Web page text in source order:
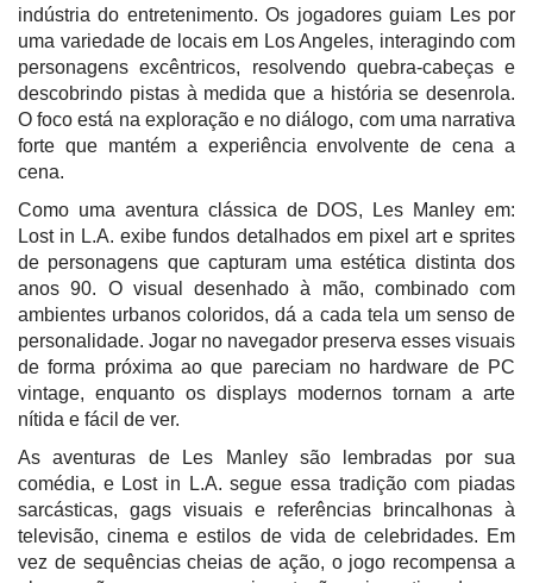
indústria do entretenimento. Os jogadores guiam Les por
uma variedade de locais em Los Angeles, interagindo com
personagens excêntricos, resolvendo quebra-cabeças e
descobrindo pistas à medida que a história se desenrola.
O foco está na exploração e no diálogo, com uma narrativa
forte que mantém a experiência envolvente de cena a
cena.
Como uma aventura clássica de DOS, Les Manley em:
Lost in L.A. exibe fundos detalhados em pixel art e sprites
de personagens que capturam uma estética distinta dos
anos 90. O visual desenhado à mão, combinado com
ambientes urbanos coloridos, dá a cada tela um senso de
personalidade. Jogar no navegador preserva esses visuais
de forma próxima ao que pareciam no hardware de PC
vintage, enquanto os displays modernos tornam a arte
nítida e fácil de ver.
As aventuras de Les Manley são lembradas por sua
comédia, e Lost in L.A. segue essa tradição com piadas
sarcásticas, gags visuais e referências brincalhonas à
televisão, cinema e estilos de vida de celebridades. Em
vez de sequências cheias de ação, o jogo recompensa a